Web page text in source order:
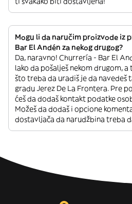
Mogu li da naručim proizvode iz
Bar El Andén za nekog drugog?
Da, naravno! Churrería - Bar El
lako da pošalješ nekom drugom, a
što treba da uradiš je da navedeš
gradu Jerez De La Frontera. Pre
ćeš da dodaš kontakt podatke
Možeš da dodaš i opcione
dostavljača da narudžbina treba